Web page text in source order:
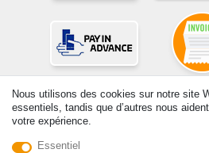
© Copyright 2026 | Tous droits réservés. -Tous
Nous utilisons des cookies sur notre site
essentiels, tandis que d’autres nous
votre expérience.
Essentiel